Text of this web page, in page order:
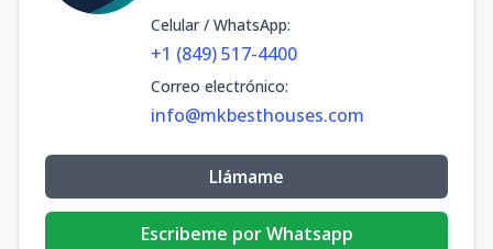
Celular / WhatsApp:
+1 (849) 517-4400
Correo electrónico:
info@mkbesthouses.com
Llámame
Escribeme por Whatsapp